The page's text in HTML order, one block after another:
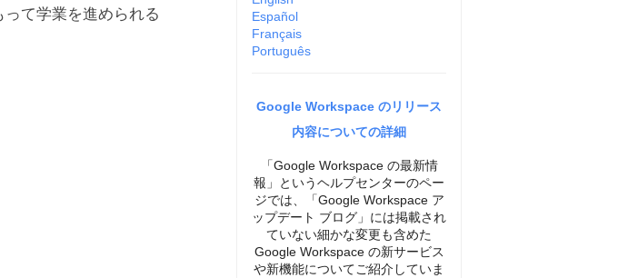
て学業を進められる
Español
Français
Português
Google Workspace のリリース
内容についての詳細
「Google Workspace の最新情
報」というヘルプセンターのペー
ジでは、「Google Workspace ア
ップデート ブログ」には掲載され
ていない細かな変更も含めた
Google Workspace の新サービス
や新機能についてご紹介していま